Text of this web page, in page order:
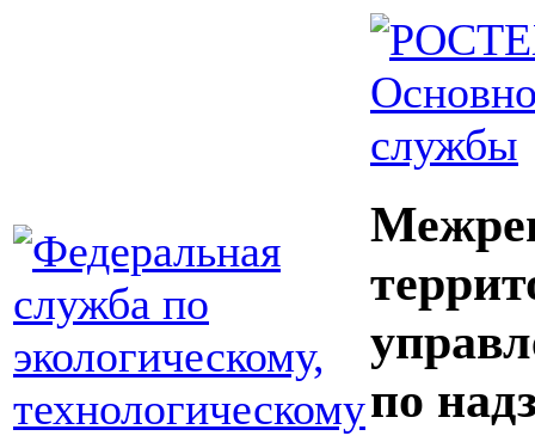
службы
по